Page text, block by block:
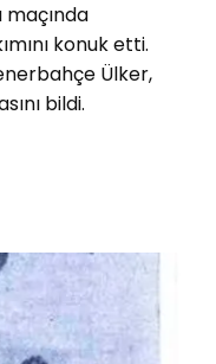
konuk etti.
Ülker,
bildi.